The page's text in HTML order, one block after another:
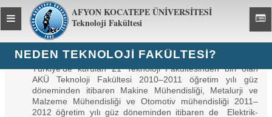
AFYON KOCATEPE ÜNİVERSİTESİ
Teknoloji Fakültesi
Toggle
global
navigation
NEDEN TEKNOLOJI FAKÜLTESI?
Türkiye’de kurulan 21 Teknoloji Fakültesinden biri olan
AKÜ Teknoloji Fakültesi 2010–2011 öğretim yılı güz
döneminden itibaren Makine Mühendisliği, Metalurji ve
Malzeme Mühendisliği ve Otomotiv mühendisliği 2011–
2012 öğretim yılı güz döneminden itibaren de Elektrik-